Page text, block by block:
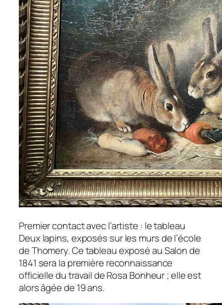
Premier contact avec l’artiste : le tableau
Deux lapins, exposés sur les murs de l’école
de Thomery. Ce tableau exposé au Salon de
1841 sera la première reconnaissance
officielle du travail de Rosa Bonheur ; elle est
alors âgée de 19 ans.